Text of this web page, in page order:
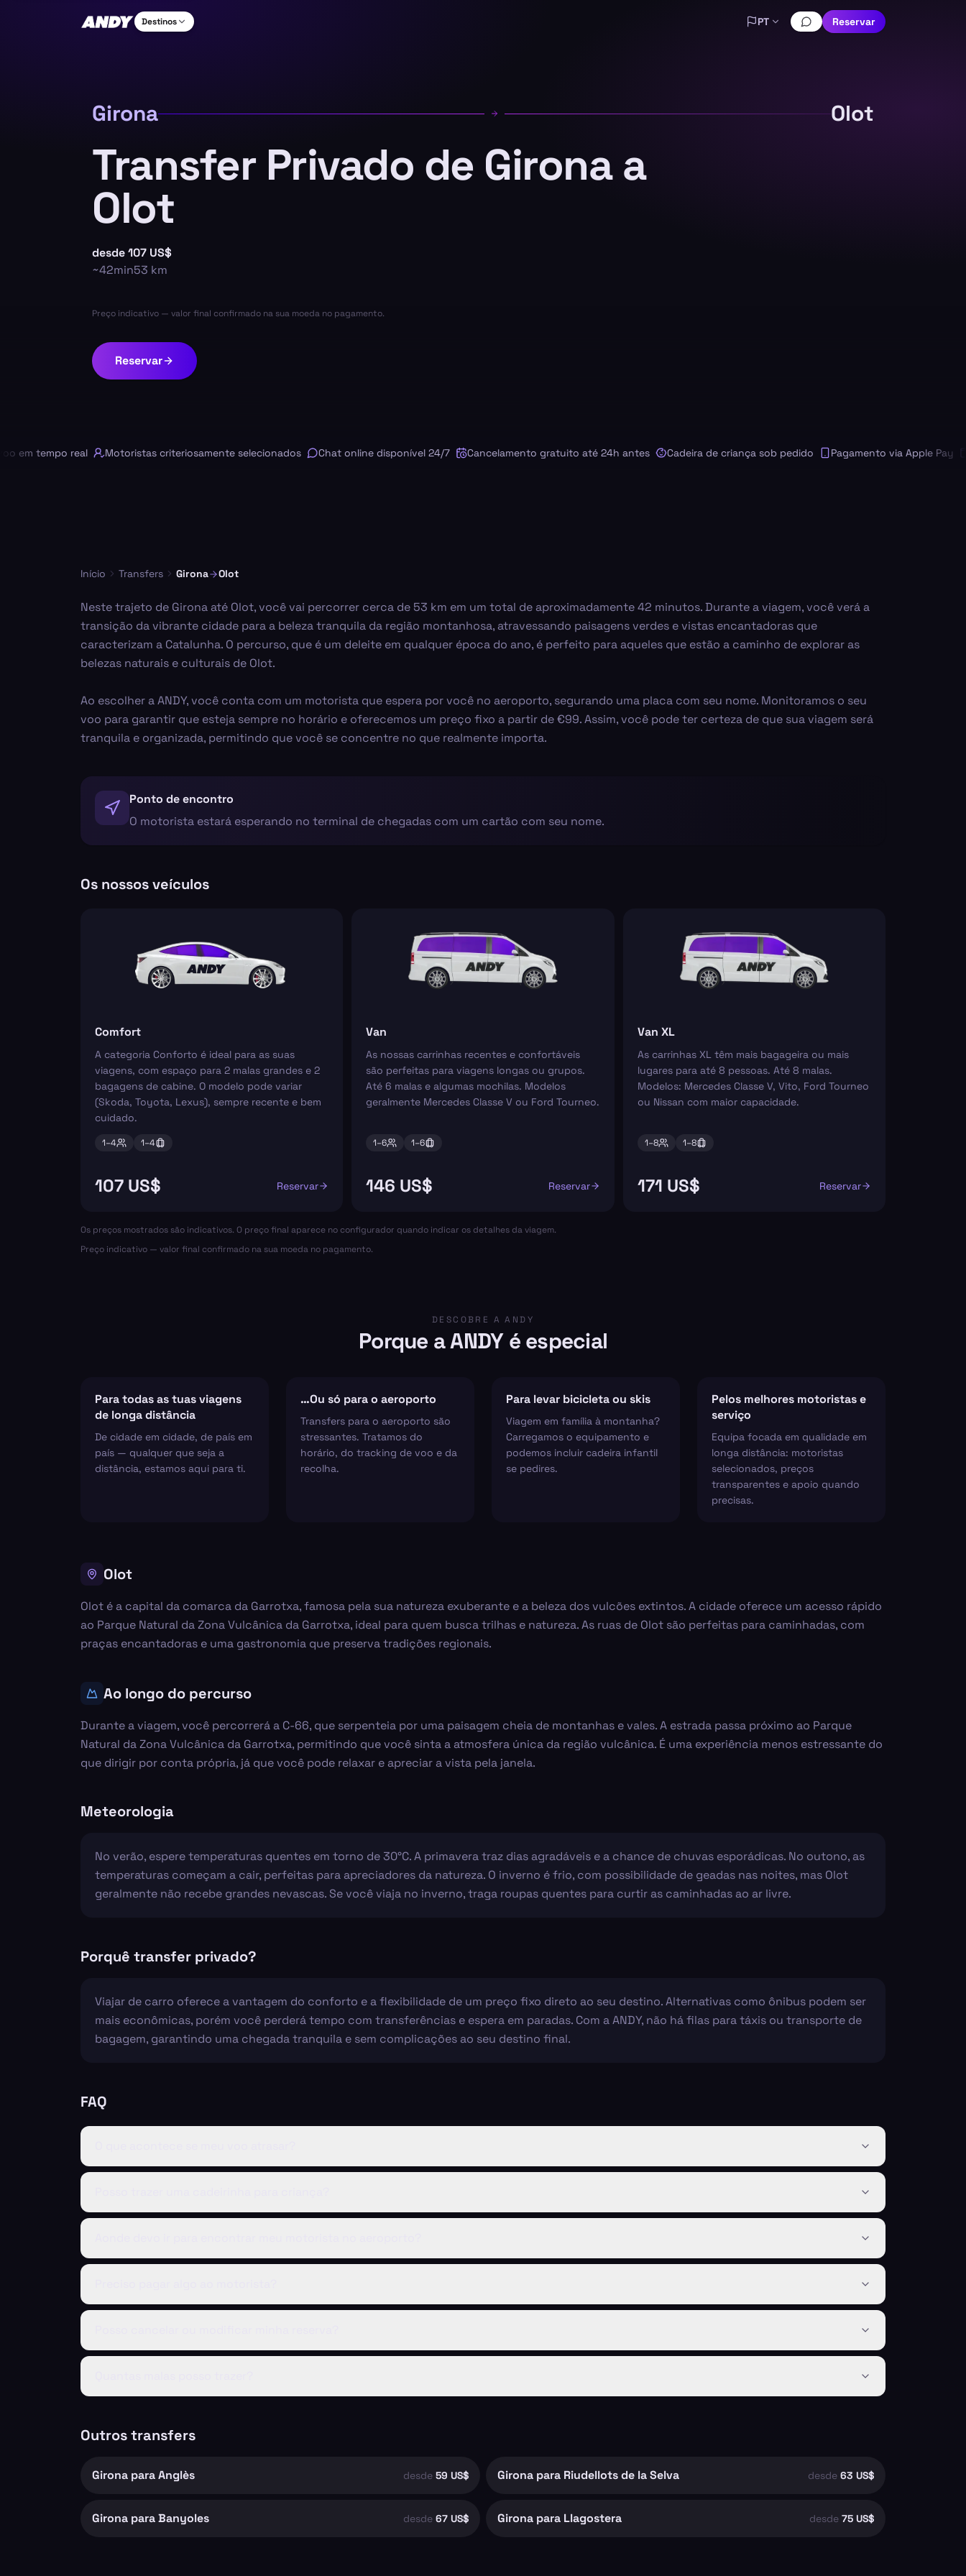
Destinos PT Reservar
Girona Olot
Transfer Privado de Girona a
Olot
desde107 US$
~42min53 km
Preço indicativo — valor final confirmado na sua moeda no pagamento.
Reservar
tempo real Motoristas criteriosamente selecionados Chat online disponível 24/7 Cancelamento gratuito até 24h antes Cadeira de criança sob pedido Pagamento via Apple Pay
Início Transfers Girona Olot
Neste trajeto de Girona até Olot, você vai percorrer cerca de 53 km em um total de aproximadamente 42 minutos. Durante a viagem, você verá a
transição da vibrante cidade para a beleza tranquila da região montanhosa, atravessando paisagens verdes e vistas encantadoras que
caracterizam a Catalunha. O percurso, que é um deleite em qualquer época do ano, é perfeito para aqueles que estão a caminho de explorar as
belezas naturais e culturais de Olot.
Ao escolher a ANDY, você conta com um motorista que espera por você no aeroporto, segurando uma placa com seu nome. Monitoramos o seu
voo para garantir que esteja sempre no horário e oferecemos um preço fixo a partir de €99. Assim, você pode ter certeza de que sua viagem será
tranquila e organizada, permitindo que você se concentre no que realmente importa.
Ponto de encontro
O motorista estará esperando no terminal de chegadas com um cartão com seu nome.
Os nossos veículos
Comfort
A categoria Conforto é ideal para as suas
viagens, com espaço para 2 malas grandes e 2
bagagens de cabine. O modelo pode variar
(Skoda, Toyota, Lexus), sempre recente e bem
cuidado.
1–4 1–4
107 US$ Reservar
Van
As nossas carrinhas recentes e confortáveis
são perfeitas para viagens longas ou grupos.
Até 6 malas e algumas mochilas. Modelos
geralmente Mercedes Classe V ou Ford Tourneo.
1–6 1–6
146 US$ Reservar
Van XL
As carrinhas XL têm mais bagageira ou mais
lugares para até 8 pessoas. Até 8 malas.
Modelos: Mercedes Classe V, Vito, Ford Tourneo
ou Nissan com maior capacidade.
1–8 1–8
171 US$ Reservar
Os preços mostrados são indicativos. O preço final aparece no configurador quando indicar os detalhes da viagem.
Preço indicativo — valor final confirmado na sua moeda no pagamento.
DESCOBRE A ANDY
Porque a ANDY é especial
Para todas as tuas viagens
de longa distância
De cidade em cidade, de país em
país — qualquer que seja a
distância, estamos aqui para ti.
…Ou só para o aeroporto
Transfers para o aeroporto são
stressantes. Tratamos do
horário, do tracking de voo e da
recolha.
Para levar bicicleta ou skis
Viagem em família à montanha?
Carregamos o equipamento e
podemos incluir cadeira infantil
se pedires.
Pelos melhores motoristas e
serviço
Equipa focada em qualidade em
longa distância: motoristas
selecionados, preços
transparentes e apoio quando
precisas.
Olot
Olot é a capital da comarca da Garrotxa, famosa pela sua natureza exuberante e a beleza dos vulcões extintos. A cidade oferece um acesso rápido
ao Parque Natural da Zona Vulcânica da Garrotxa, ideal para quem busca trilhas e natureza. As ruas de Olot são perfeitas para caminhadas, com
praças encantadoras e uma gastronomia que preserva tradições regionais.
Ao longo do percurso
Durante a viagem, você percorrerá a C-66, que serpenteia por uma paisagem cheia de montanhas e vales. A estrada passa próximo ao Parque
Natural da Zona Vulcânica da Garrotxa, permitindo que você sinta a atmosfera única da região vulcânica. É uma experiência menos estressante do
que dirigir por conta própria, já que você pode relaxar e apreciar a vista pela janela.
Meteorologia
No verão, espere temperaturas quentes em torno de 30°C. A primavera traz dias agradáveis e a chance de chuvas esporádicas. No outono, as
temperaturas começam a cair, perfeitas para apreciadores da natureza. O inverno é frio, com possibilidade de geadas nas noites, mas Olot
geralmente não recebe grandes nevascas. Se você viaja no inverno, traga roupas quentes para curtir as caminhadas ao ar livre.
Porquê transfer privado?
Viajar de carro oferece a vantagem do conforto e a flexibilidade de um preço fixo direto ao seu destino. Alternativas como ônibus podem ser
mais econômicas, porém você perderá tempo com transferências e espera em paradas. Com a ANDY, não há filas para táxis ou transporte de
bagagem, garantindo uma chegada tranquila e sem complicações ao seu destino final.
FAQ
Outros transfers
Girona para Anglès desde 59 US$ Girona para Riudellots de la Selva desde 63 US$
Girona para Banyoles desde 67 US$ Girona para Llagostera desde 75 US$